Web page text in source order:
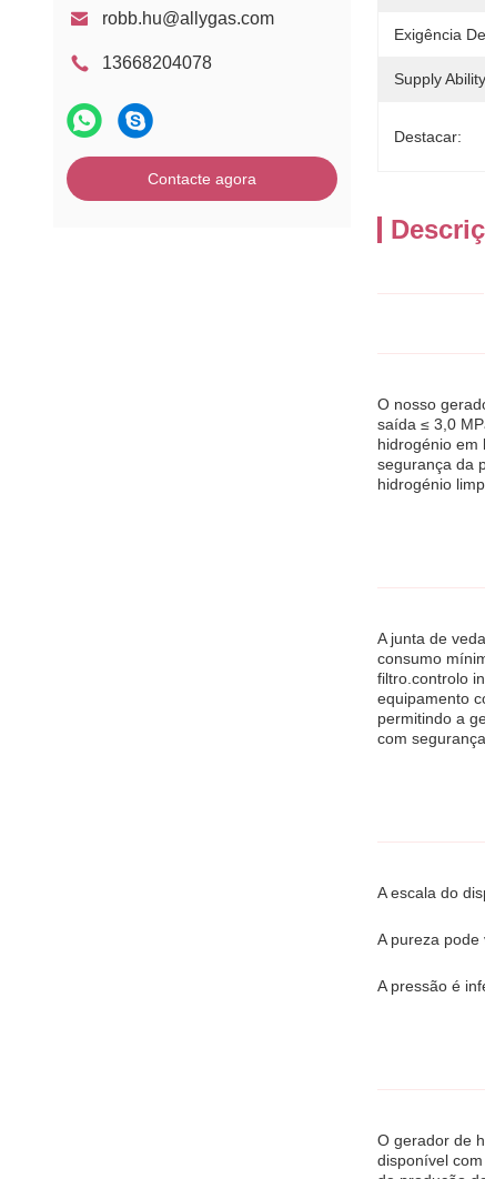
robb.hu@allygas.com
13668204078
Contacte agora
Exigência
Supply
Destacar:
O nosso
saída ≤ 3,0
hidrogénio em
segurança da
hidrogénio
A junta de
consumo
filtro.controlo
equipamento
permitindo a
com
A escala do
A pureza pode
A pressão é
O gerador de
disponível